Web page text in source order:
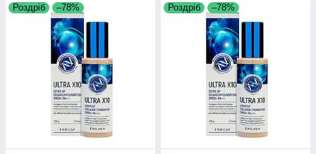
Роздріб –78% Роздріб –78%